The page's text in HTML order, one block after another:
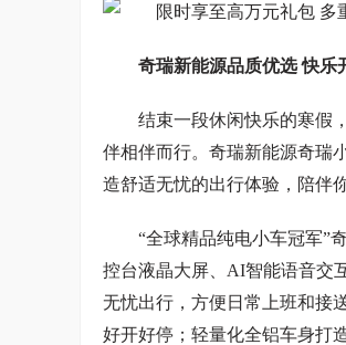
奇瑞新能源品质优选 快乐
结束一段休闲快乐的寒假
伴相伴而行。奇瑞新能源奇瑞
造舒适无忧的出行体验，陪伴
“全球精品纯电小车冠军”
控台液晶大屏、AI智能语音交
无忧出行，方便日常上班和接
好开好停；轻量化全铝车身打